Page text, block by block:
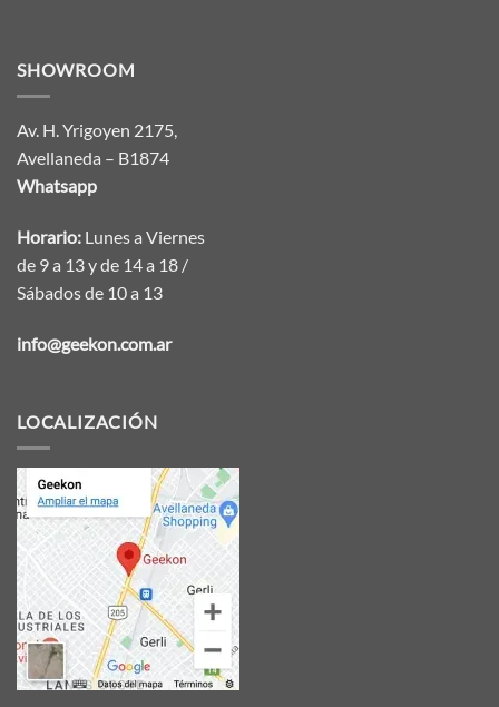
SHOWROOM
Av. H. Yrigoyen 2175,
Avellaneda – B1874
Whatsapp
Horario: Lunes a Viernes
de 9 a 13 y de 14 a 18 /
Sábados de 10 a 13
info@geekon.com.ar
LOCALIZACIÓN